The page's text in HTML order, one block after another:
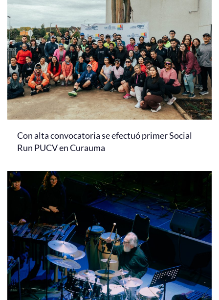
Con alta convocatoria se efectuó primer Social
Run PUCV en Curauma